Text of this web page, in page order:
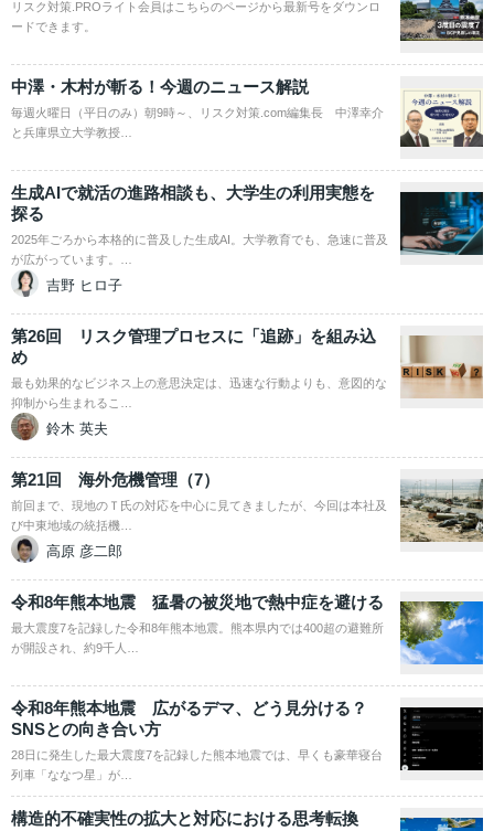
リスク対策.PROライト会員はこちらのページから最新号をダウンロ
ードできます。
中澤・木村が斬る！今週のニュース解説
毎週火曜日（平日のみ）朝9時～、リスク対策.com編集長 中澤幸介
と兵庫県立大学教授…
生成AIで就活の進路相談も、大学生の利用実態を
探る
2025年ごろから本格的に普及した生成AI。大学教育でも、急速に普及
が広がっています。…
吉野 ヒロ子
第26回 リスク管理プロセスに「追跡」を組み込
め
最も効果的なビジネス上の意思決定は、迅速な行動よりも、意図的な
抑制から生まれるこ…
鈴木 英夫
第21回 海外危機管理（7）
前回まで、現地のＴ氏の対応を中心に見てきましたが、今回は本社及
び中東地域の統括機…
高原 彦二郎
令和8年熊本地震 猛暑の被災地で熱中症を避ける
最大震度7を記録した令和8年熊本地震。熊本県内では400超の避難所
が開設され、約9千人…
令和8年熊本地震 広がるデマ、どう見分ける？
SNSとの向き合い方
28日に発生した最大震度7を記録した熊本地震では、早くも豪華寝台
列車「ななつ星」が…
構造的不確実性の拡大と対応における思考転換